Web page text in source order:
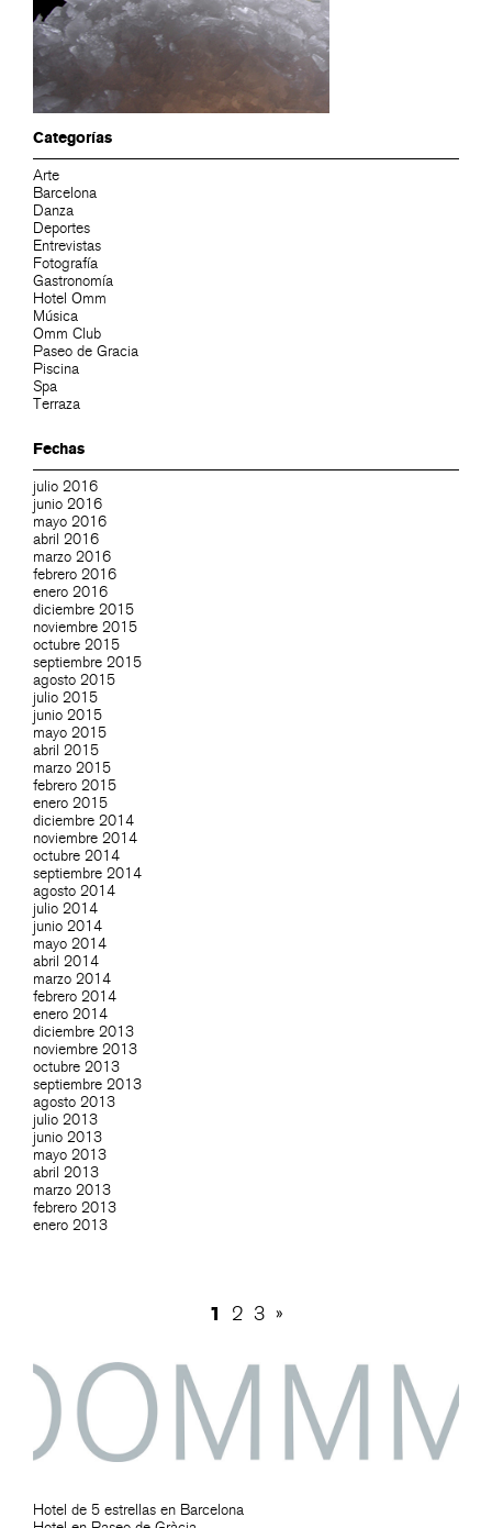
Categorías
Arte
Barcelona
Danza
Deportes
Entrevistas
Fotografía
Gastronomía
Hotel Omm
Música
Omm Club
Paseo de Gracia
Piscina
Spa
Terraza
Fechas
julio 2016
junio 2016
mayo 2016
abril 2016
marzo 2016
febrero 2016
enero 2016
diciembre 2015
noviembre 2015
octubre 2015
septiembre 2015
agosto 2015
julio 2015
junio 2015
mayo 2015
abril 2015
marzo 2015
febrero 2015
enero 2015
diciembre 2014
noviembre 2014
octubre 2014
septiembre 2014
agosto 2014
julio 2014
junio 2014
mayo 2014
abril 2014
marzo 2014
febrero 2014
enero 2014
diciembre 2013
noviembre 2013
octubre 2013
septiembre 2013
agosto 2013
julio 2013
junio 2013
mayo 2013
abril 2013
marzo 2013
febrero 2013
enero 2013
1 2 3 »
Hotel de 5 estrellas en Barcelona